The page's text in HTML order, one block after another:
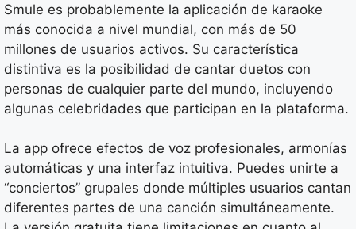
Smule es probablemente la aplicación de karaoke
más conocida a nivel mundial, con más de 50
millones de usuarios activos. Su característica
distintiva es la posibilidad de cantar duetos con
personas de cualquier parte del mundo, incluyendo
algunas celebridades que participan en la plataforma.
La app ofrece efectos de voz profesionales, armonías
automáticas y una interfaz intuitiva. Puedes unirte a
“conciertos” grupales donde múltiples usuarios cantan
diferentes partes de una canción simultáneamente.